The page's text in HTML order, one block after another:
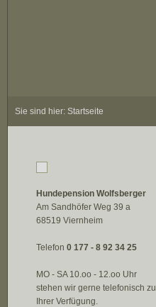
Sie sind hier: Startseite
Hundepension Wolfsberger
Am Sandhöfer Weg 39 a
68519 Viernheim
Telefon 0 177 - 8 92 34 25
MO - SA 10.oo - 12.oo Uhr
stehen wir gerne telefonisch zu
Ihrer Verfügung.